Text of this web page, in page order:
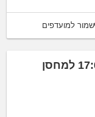
שמור למועדפים
דרוש.ה פקיד מחסן ערב 17:00-01:00 למחסן